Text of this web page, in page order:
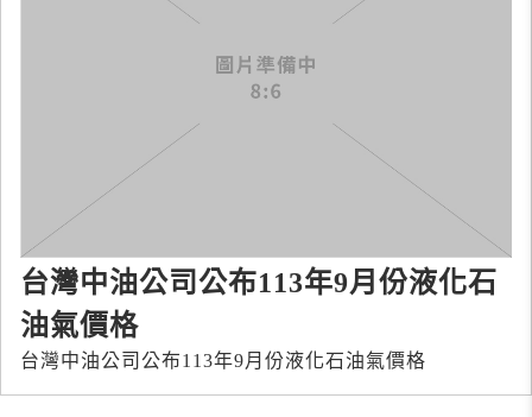
台灣中油公司公布113年9月份液化石
油氣價格
台灣中油公司公布113年9月份液化石油氣價格